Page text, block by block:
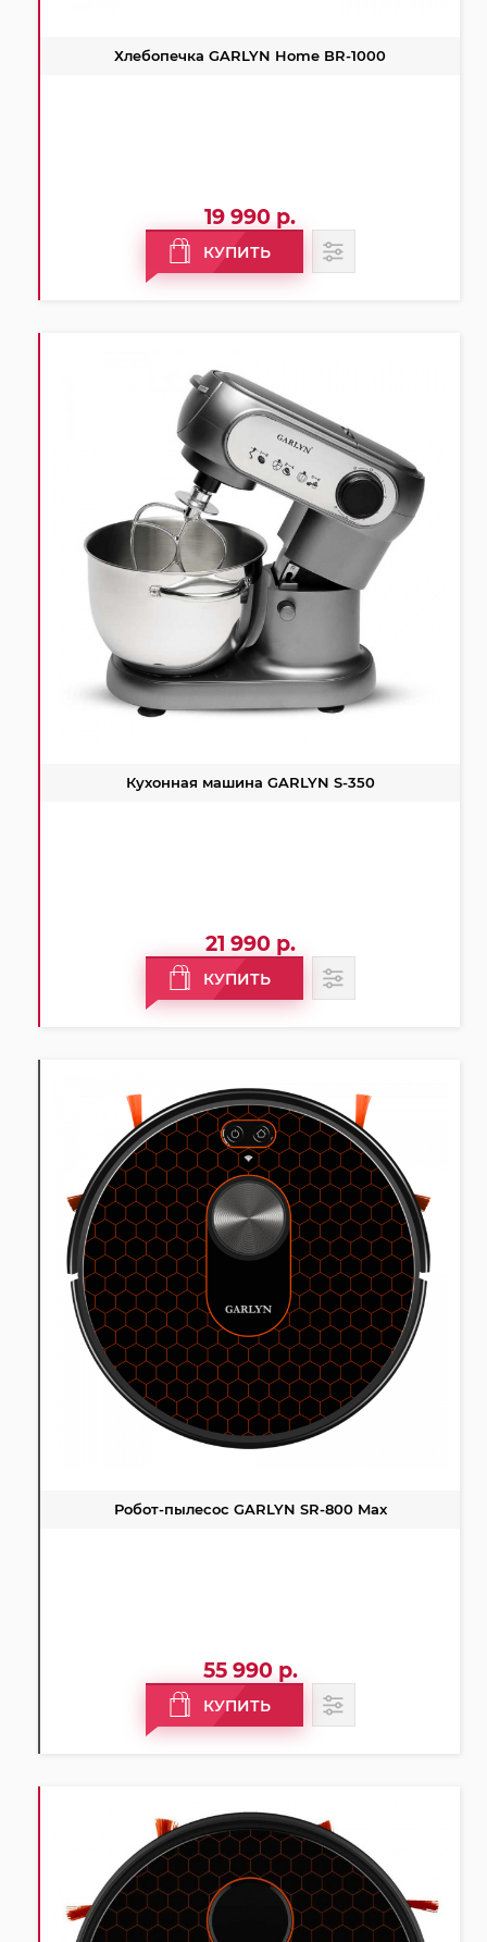
Хлебопечка GARLYN Home BR-1000
19 990 р.
КУПИТЬ
Кухонная машина GARLYN S-350
21 990 р.
КУПИТЬ
Робот-пылесос GARLYN SR-800 Max
55 990 р.
КУПИТЬ